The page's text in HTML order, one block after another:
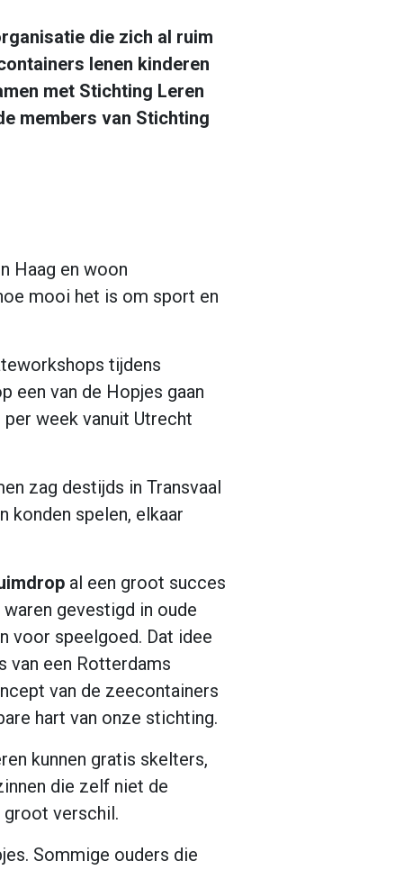
die zich al ruim
lenen kinderen
met Stichting Leren
members van Stichting
Haag en woon
mooi het is om sport en
tijdens
een van de Hopjes gaan
week vanuit Utrecht
zag destijds in Transvaal
konden spelen, elkaar
al een groot succes
gevestigd in oude
voor speelgoed. Dat idee
van een Rotterdams
van de zeecontainers
hart van onze stichting.
kunnen gratis skelters,
die zelf niet de
groot verschil.
Sommige ouders die